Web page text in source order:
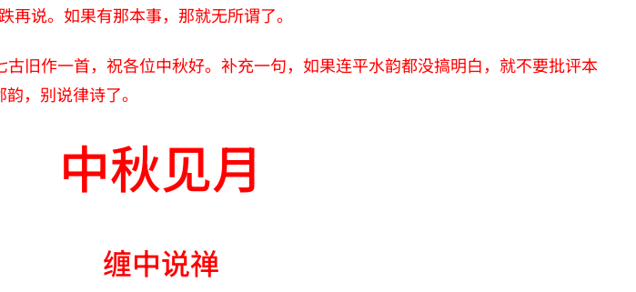
再说。如果有那本事，那就无所谓了。
旧作一首，祝各位中秋好。补充一句，如果连平水韵都没搞明白，就不要批评本
，别说律诗了。
中秋见月
缠中说禅